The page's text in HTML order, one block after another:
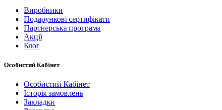
Виробники
Подарункові сертифікати
Партнерська програма
Акції
Блог
Особистий Кабінет
Особистий Кабінет
Історія замовлень
Закладки